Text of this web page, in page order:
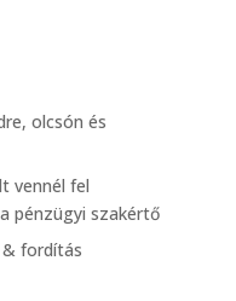
olcsón és
vennél fel
pénzügyi szakértő
fordítás